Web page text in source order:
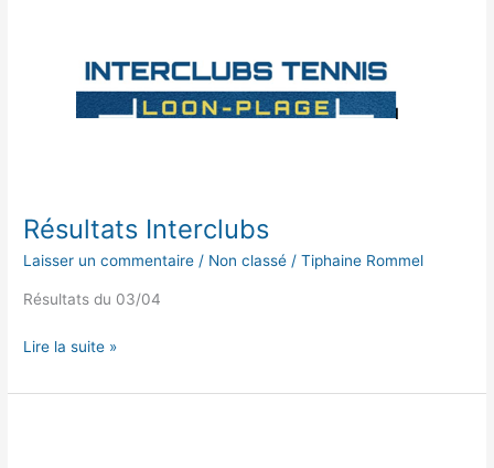
Résultats Interclubs
Laisser un commentaire / Non classé /Tiphaine Rommel
Résultats du 03/04
Lire la suite »